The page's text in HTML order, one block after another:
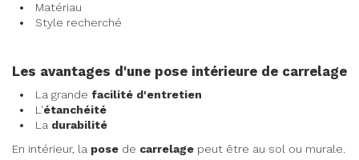
Matériau
Style recherché
Les avantages d'une pose intérieure de carrelage
La grande facilité d'entretien
L'étanchéité
La durabilité
En intérieur, la pose de carrelage peut être au sol ou murale.